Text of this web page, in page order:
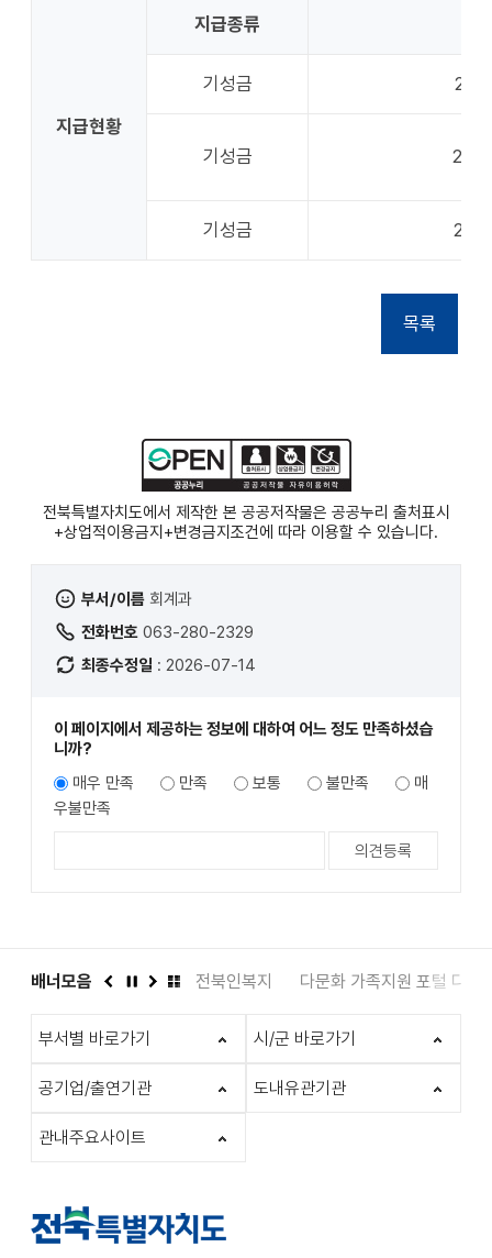
지급현황
지급종류
기성금
기성금
기성금
목록
전북특별자치도에서 제작한 본 공공저작물은 공공누리 출처표시
+상업적이용금지+변경금지 조건에 따라 이용할 수 있습니다.
부서/이름 회계과
전화번호 063-280-2329
최종수정일 : 2026-07-14
이 페이지에서 제공하는 정보에 대하여 어느 정도 만족하셨습
니까?
매우 만족
만족 보통 불만족
매
우불만족
배너모음
서관 인권상담 1331 전북인복지 다문화 가족지원 포털 다누
부서별 바로가기 시/군 바로가기
공기업/출연기관 도내유관기관
관내주요사이트